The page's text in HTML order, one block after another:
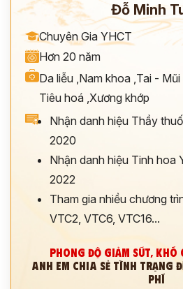
Đỗ Minh
Chuyên Gia YHCT
Hơn 20 năm
Da liễu Nam khoa Tai -
Tiêu hoá Xương khớp
Nhận danh hiệu Thầy
2020
Nhận danh hiệu Tinh hoa
2022
Tham gia nhiều chương
VTC2, VTC6, VTC16...
PHONG ĐỘ GIẢM SÚT, KHÓ
ANH EM CHIA SẺ TÌNH TRẠNG
PHÍ